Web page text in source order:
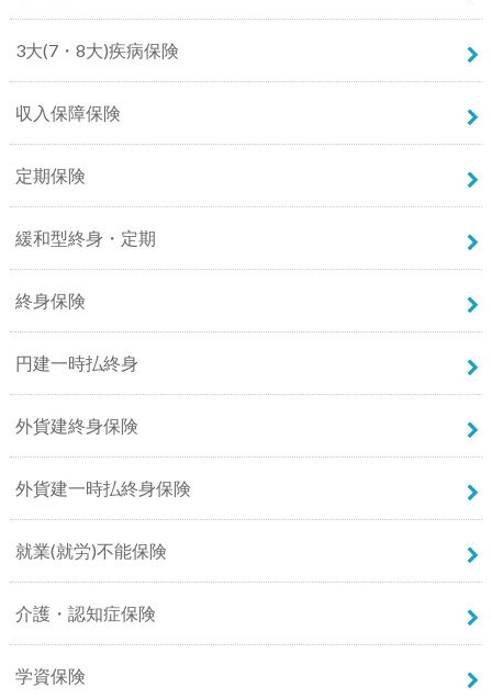
3大(7・8大)疾病保険
収入保障保険
定期保険
緩和型終身・定期
終身保険
円建一時払終身
外貨建終身保険
外貨建一時払終身保険
就業(就労)不能保険
介護・認知症保険
学資保険